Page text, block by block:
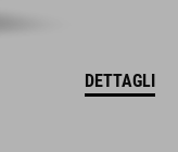
DETTAGLI